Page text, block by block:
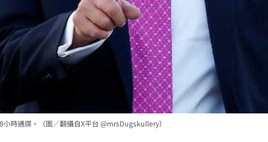
時通牒。（圖／翻攝自X平台 @mrsDugskullery）